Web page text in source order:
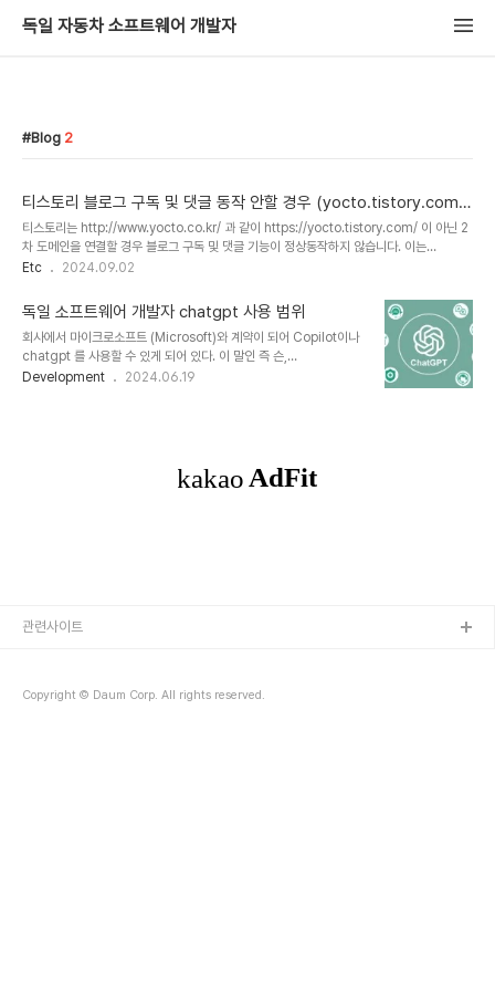
독일 자동차 소프트웨어 개발자
Blog 2
티스토리 블로그 구독 및 댓글 동작 안할 경우 (yocto.tistory.com
접속)
티스토리는 http://www.yocto.co.kr/ 과 같이 https://yocto.tistory.com/ 이 아닌 2
차 도메인을 연결할 경우 블로그 구독 및 댓글 기능이 정상동작하지 않습니다. 이는
https://notice.tistory.com/2546 에 알려진 이슈입니다. 2020년도에 공지되어 알려
https://yocto.tistory.com/ 로 접속하여 해주시면 감사하겠습니다.
Etc 2024.09.02
독일 소프트웨어 개발자 chatgpt 사용 범위
회사에서 마이크로소프트 (Microsoft)와 계약이 되어 Copilot이나
chatgpt 를 사용할 수 있게 되어 있다. 이 말인 즉 슨,
Confidential 정보도 모두 공식적으로 사용할 수 있다는 이야기이
Management를 포함하여 이메일 작성, Supplier에게 이메일 작
성 등 글을 작성하는 경우가 많이 있다. 이 때 영어로 문장을 작성하고
Development 2024.06.19
Copyright © Daum Corp. All rights reserved.
관련사이트